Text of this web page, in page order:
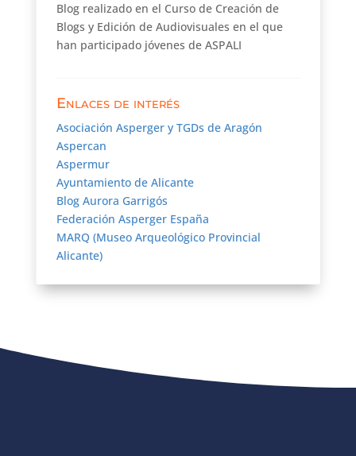
Blog realizado en el Curso de Creación de
Blogs y Edición de Audiovisuales en el que
han participado jóvenes de ASPALI
Enlaces de interés
Asociación Asperger y TGDs de Aragón
Aspercan
Aspermur
Ayuntamiento de Alicante
Blog Aurora Garrigós
Federación Asperger España
MARQ (Museo Arqueológico Provincial
Alicante)